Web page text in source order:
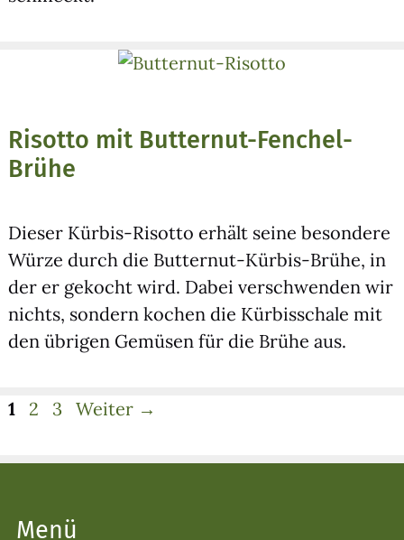
Risotto mit Butternut-Fenchel-
Brühe
Die­ser Kür­bis-Risot­to erhält sei­ne beson­de­re
Wür­ze durch die But­ter­nut-Kür­bis-Brü­he, in
der er gekocht wird. Dabei ver­schwen­den wir
nichts, son­dern kochen die Kür­bisscha­le mit
den übri­gen Gemü­sen für die Brü­he aus.
Seite
1 Seite
2 Seite
3 Weiter →
Menü